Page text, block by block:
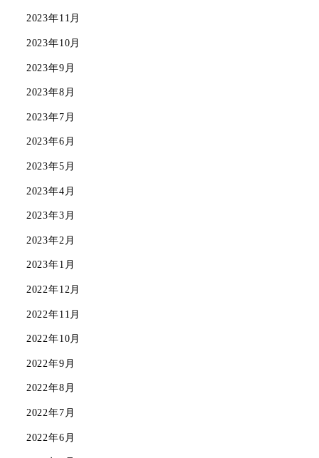
2023年11月
2023年10月
2023年9月
2023年8月
2023年7月
2023年6月
2023年5月
2023年4月
2023年3月
2023年2月
2023年1月
2022年12月
2022年11月
2022年10月
2022年9月
2022年8月
2022年7月
2022年6月